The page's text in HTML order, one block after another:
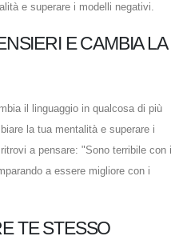
e superare i modelli negativi.
E CAMBIA LA
il linguaggio in qualcosa di più
la tua mentalità e superare i
a pensare: "Sono terribile con i
a essere migliore con i
TE STESSO